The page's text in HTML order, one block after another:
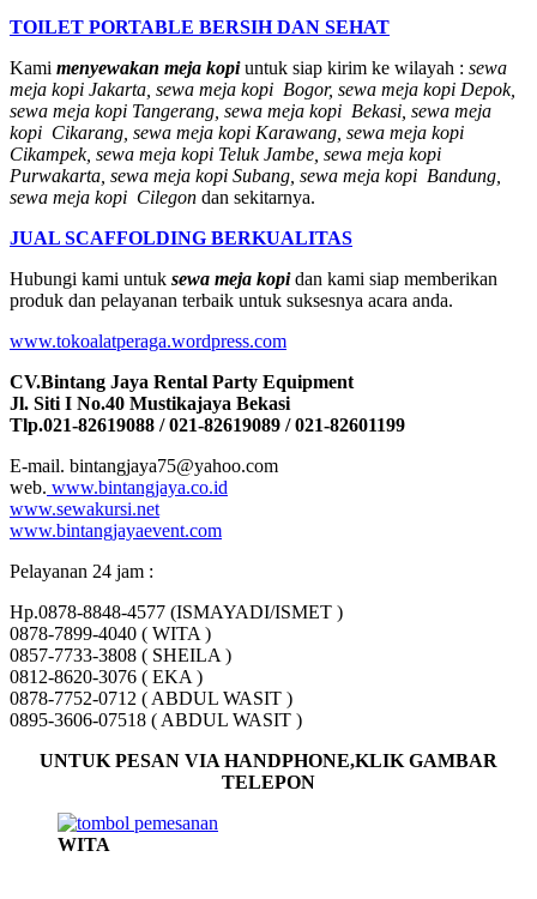
TOILET PORTABLE BERSIH DAN SEHAT
Kami menyewakan meja kopi untuk siap kirim ke wilayah : sewa
meja kopi Jakarta, sewa meja kopi Bogor, sewa meja kopi Depok,
sewa meja kopi Tangerang, sewa meja kopi Bekasi, sewa meja
kopi Cikarang, sewa meja kopi Karawang, sewa meja kopi
Cikampek, sewa meja kopi Teluk Jambe, sewa meja kopi
Purwakarta, sewa meja kopi Subang, sewa meja kopi Bandung,
sewa meja kopi Cilegon dan sekitarnya.
JUAL SCAFFOLDING BERKUALITAS
Hubungi kami untuk sewa meja kopi dan kami siap memberikan
produk dan pelayanan terbaik untuk suksesnya acara anda.
www.tokoalatperaga.wordpress.com
CV.Bintang Jaya Rental Party Equipment
Jl. Siti I No.40 Mustikajaya Bekasi
Tlp.021-82619088 / 021-82619089 / 021-82601199
E-mail. bintangjaya75@yahoo.com
web. www.bintangjaya.co.id
www.sewakursi.net
www.bintangjayaevent.com
Pelayanan 24 jam :
Hp.0878-8848-4577 (ISMAYADI/ISMET )
0878-7899-4040 ( WITA )
0857-7733-3808 ( SHEILA )
0812-8620-3076 ( EKA )
0878-7752-0712 ( ABDUL WASIT )
0895-3606-07518 ( ABDUL WASIT )
UNTUK PESAN VIA HANDPHONE,KLIK GAMBAR
TELEPON
WITA